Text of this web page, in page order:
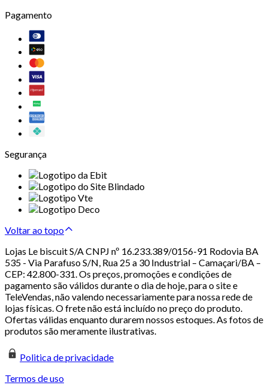
Pagamento
Segurança
Voltar ao topo
Lojas Le biscuit S/A CNPJ nº 16.233.389/0156-91 Rodovia BA
535 - Via Parafuso S/N, Rua 25 a 30 Industrial – Camaçari/BA –
CEP: 42.800-331. Os preços, promoções e condições de
pagamento são válidos durante o dia de hoje, para o site e
TeleVendas, não valendo necessariamente para nossa rede de
lojas físicas. O frete não está incluído no preço do produto.
Ofertas válidas enquanto durarem nossos estoques. As fotos de
produtos são meramente ilustrativas.
Politica de privacidade
Termos de uso